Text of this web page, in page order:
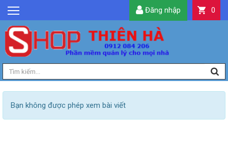
GIỚI THIỆU
TIN TỨC
SẢN PHẨM
DỊCH VỤ
TIỆN ÍCH
0
Đăng nhập
Bạn không được phép xem bài viết